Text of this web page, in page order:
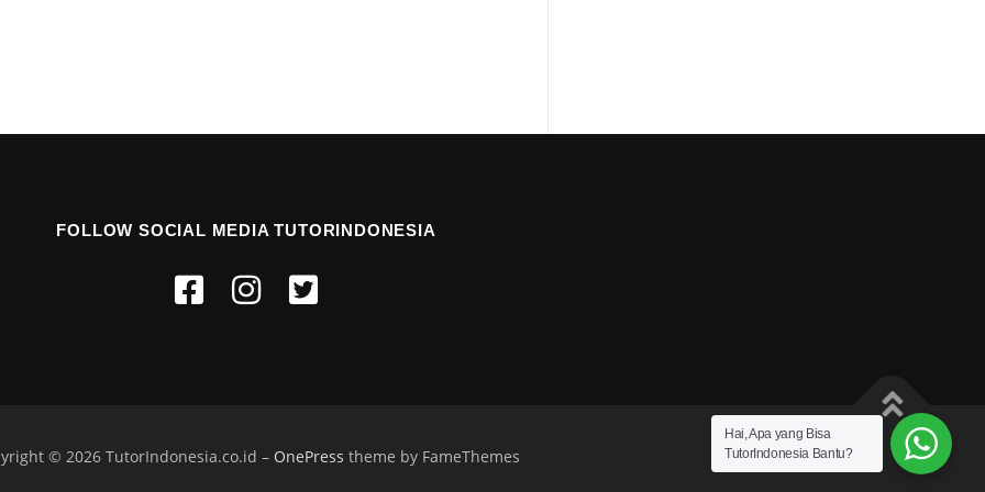
FOLLOW SOCIAL MEDIA TUTORINDONESIA
© 2026 TutorIndonesia.co.id – OnePress theme by FameThemes
Hai, Apa yang Bisa
TutorIndonesia Bantu?